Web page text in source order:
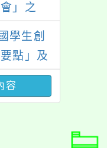
」之
學生創
點」及
容